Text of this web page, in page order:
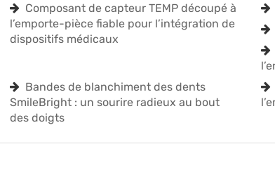
Composant de capteur TEMP découpé à
l’emporte-pièce fiable pour l’intégration de
dispositifs médicaux
Bandes de blanchiment des dents
SmileBright : un sourire radieux au bout
des doigts